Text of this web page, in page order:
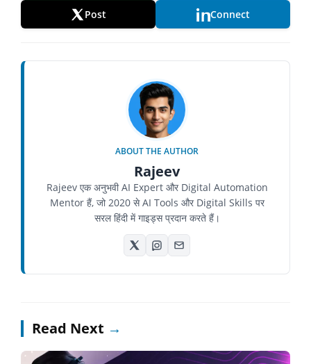
Post Connect
ABOUT THE AUTHOR
Rajeev
Rajeev एक अनुभवी AI Expert और Digital Automation
Mentor हैं, जो 2020 से AI Tools और Digital Skills पर
सरल हिंदी में गाइड्स प्रदान करते हैं।
Read Next →